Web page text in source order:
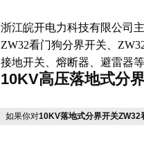
浙江皖开电力科技有限公司
ZW32看门狗分界开关、
接地开关、熔断器、避雷器
10KV高压落地式分
如果你对10KV落地式分界开关ZW32